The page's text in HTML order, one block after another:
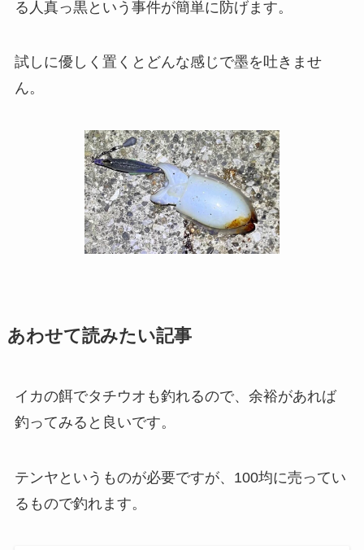
る人真っ黒という事件が簡単に防げます。
試しに優しく置くとどんな感じで墨を吐きませ
ん。
あわせて読みたい記事
イカの餌でタチウオも釣れるので、余裕があれば
釣ってみると良いです。
テンヤというものが必要ですが、100均に売ってい
るもので釣れます。